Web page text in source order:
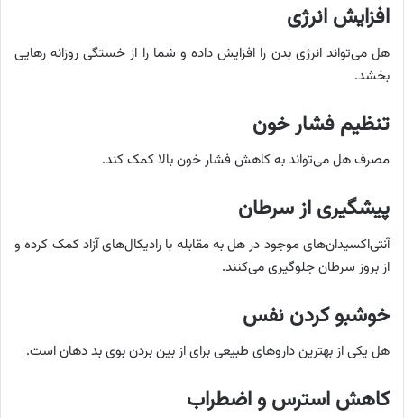
افزایش انرژی
هل می‌تواند انرژی بدن را افزایش داده و شما را از خستگی روزانه رهایی
بخشد.
تنظیم فشار خون
مصرف هل می‌تواند به کاهش فشار خون بالا کمک کند.
پیشگیری از سرطان
آنتی‌اکسیدان‌های موجود در هل به مقابله با رادیکال‌های آزاد کمک کرده و
از بروز سرطان جلوگیری می‌کنند.
خوشبو کردن نفس
هل یکی از بهترین داروهای طبیعی برای از بین بردن بوی بد دهان است.
کاهش استرس و اضطراب